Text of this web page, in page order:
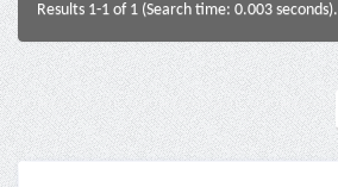
Results 1-1 of 1 (Search time: 0.003 seconds).